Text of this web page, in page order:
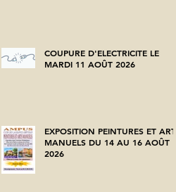
COUPURE D'ELECTRICITE LE
MARDI 11 AOÛT 2026
EXPOSITION PEINTURES ET ARTS
MANUELS DU 14 AU 16 AOÛT
2026